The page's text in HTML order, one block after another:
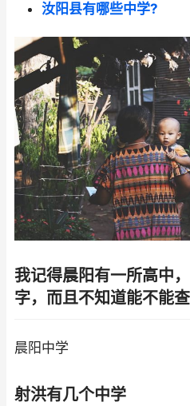
汝阳县有哪些中学?
我记得晨阳有一所高中
字，而且不知道能不能
晨阳中学
射洪有几个中学